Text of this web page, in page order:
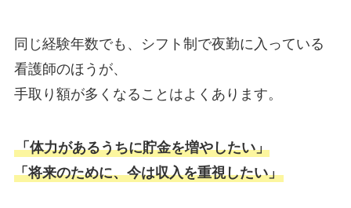
同じ経験年数でも、シフト制で夜勤に入っている
看護師のほうが、
手取り額が多くなることはよくあります。
「体力があるうちに貯金を増やしたい」
「将来のために、今は収入を重視したい」